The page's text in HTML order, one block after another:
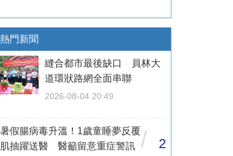
熱門新聞
縫合都市最後缺口 員林大
道環狀路網全面串聯
2026-08-04 20:49
暑假腸病毒升溫！1歲童睡夢反覆
肌抽躍送醫 醫籲留意重症警訊 / 2